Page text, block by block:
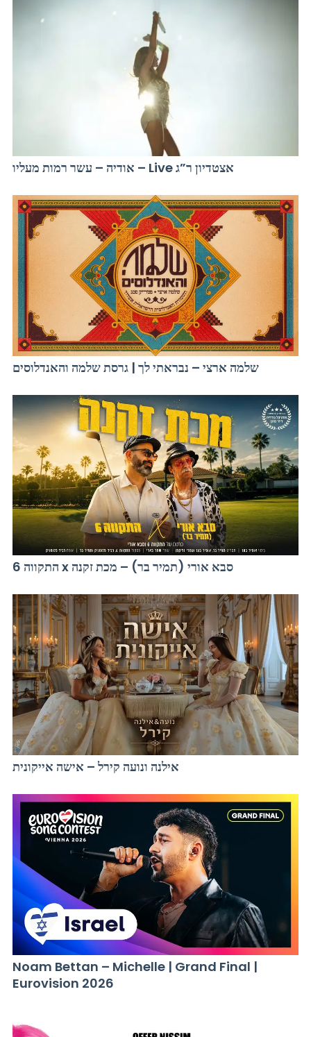
אודיה – עשר רמות מעליו – Live אצטדיון ר”ג
שלמה ארצי – נבראתי לך | גרסת שלמה והאנדלוסים
התקווה 6 x סבא אורי (תמיר בר) – מכת זקנה
אילנה ונועה קירל – אישה אייקונית
Noam Bettan – Michelle | Grand Final |
Eurovision 2026